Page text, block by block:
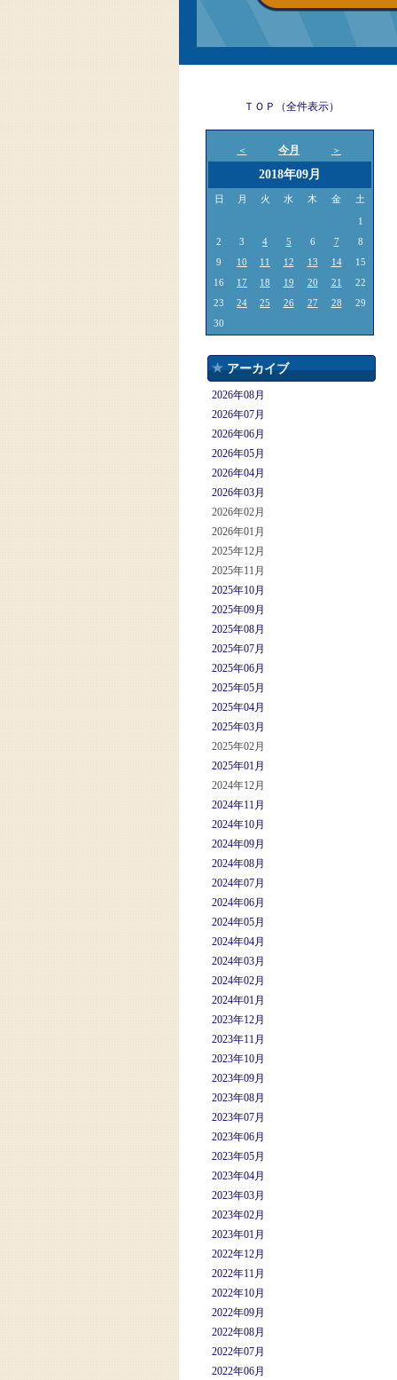
ＴＯＰ（全件表示）
＜ 今月 ＞
2018年09月
日 月 火 水 木 金 土
1
2
3 4 5 6 7
8
9
10 11 12 13 14
15
16
17 18 19 20 21
22
23
24 25 26 27 28
29
30
アーカイブ
2026年08月
2026年07月
2026年06月
2026年05月
2026年04月
2026年03月
2026年02月
2026年01月
2025年12月
2025年11月
2025年10月
2025年09月
2025年08月
2025年07月
2025年06月
2025年05月
2025年04月
2025年03月
2025年02月
2025年01月
2024年12月
2024年11月
2024年10月
2024年09月
2024年08月
2024年07月
2024年06月
2024年05月
2024年04月
2024年03月
2024年02月
2024年01月
2023年12月
2023年11月
2023年10月
2023年09月
2023年08月
2023年07月
2023年06月
2023年05月
2023年04月
2023年03月
2023年02月
2023年01月
2022年12月
2022年11月
2022年10月
2022年09月
2022年08月
2022年07月
2022年06月